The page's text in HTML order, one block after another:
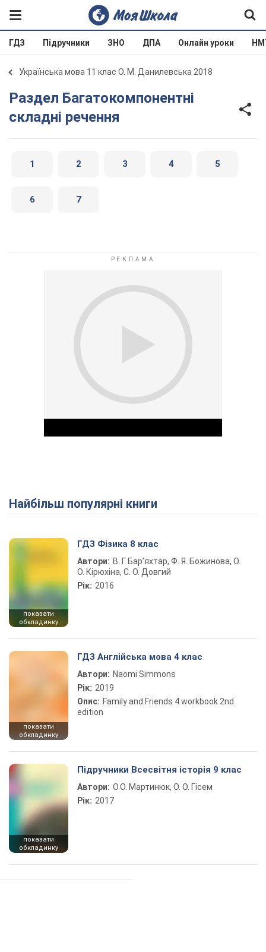
ГДЗ Підручники ЗНО ДПА Онлайн уроки
Українська мова 11 клас О. М. Данилевська 2018
Раздел Багатокомпонентні
складні речення
1 2 3 4 5
6 7
Play Video
Найбільш популярні книги
показати
обкладинку
ГДЗ Фізика 8 клас
Автори: В. Г. Бар’яхтар, Ф. Я. Божинова, О.
О. Кірюхіна, С. О. Довгий
Рік: 2016
показати
обкладинку
ГДЗ Англійська мова 4 клас
Автори: Naomi Simmons
Рік: 2019
Опис: Family and Friends 4 workbook 2nd
edition
показати
обкладинку
Підручники Всесвітня історія 9 клас
Автори: О.О. Мартинюк, О. О. Гісем
Рік: 2017